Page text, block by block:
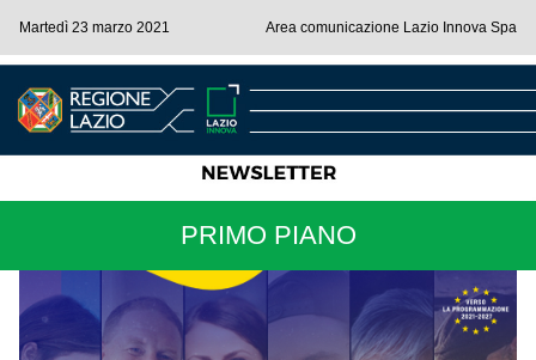
Martedì 23 marzo 2021 Area comunicazione Lazio Innova Spa
PRIMO PIANO